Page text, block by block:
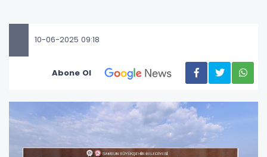
10-06-2025 09:18
Abone Ol